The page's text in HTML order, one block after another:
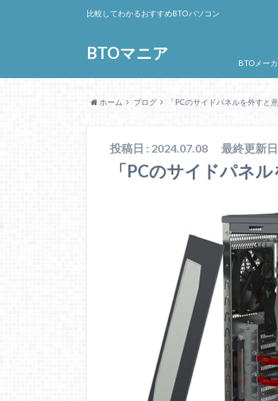
BTOマニア
比較してわかるおすすめBTOパソコン
BTOメー
ホーム ブログ 「PCのサイドパネルを外すと
投稿日 : 2024.07.08 最終更新日
「PCのサイドパネ